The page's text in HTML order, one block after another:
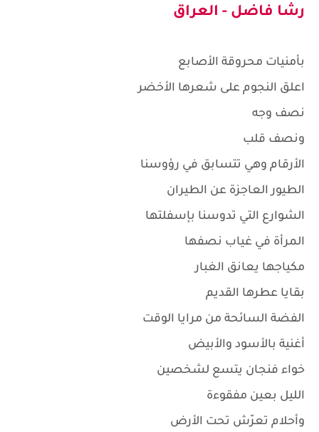
رشا فاضل - العراق
بأمنيات محروقة الأصابع
اعلق النجوم على شعرها الأخضر
نصف وجه
ونصف قلب
الأرقام وهي تتسابق في رؤوسنا
الطيور العاجزة عن الطيران
الشوارع التي تدوسنا بإسفلتها
المرأة في غياب نصفها
مكياجها يعانق الغبار
بقايا عطرها القديم
الفضة السائحة من مرايا الوقت
أغنية بالأسود والأبيض
خواء فنجان يتسع لشخصين
الليل بعين مفقوءة
وأحلام تعرّش تحت الأرض